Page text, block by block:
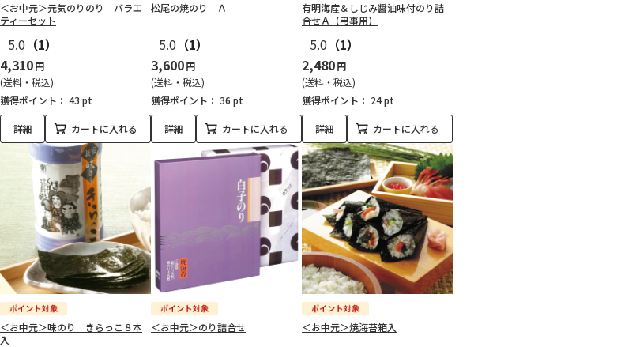
＜お中元＞元気のりのり バラエ
ティーセット
5.0 （1）
4,310円
(送料・税込)
獲得ポイント： 43 pt
詳細 カートに入れる
松尾の焼のり Ａ
5.0 （1）
3,600円
(送料・税込)
獲得ポイント： 36 pt
詳細 カートに入れる
有明海産＆しじみ醤油味付のり詰
合せＡ【弔事用】
5.0 （1）
2,480円
(送料・税込)
獲得ポイント： 24 pt
詳細 カートに入れる
＜お中元＞味のり きらっこ８本
入
＜お中元＞のり詰合せ ＜お中元＞焼海苔箱入